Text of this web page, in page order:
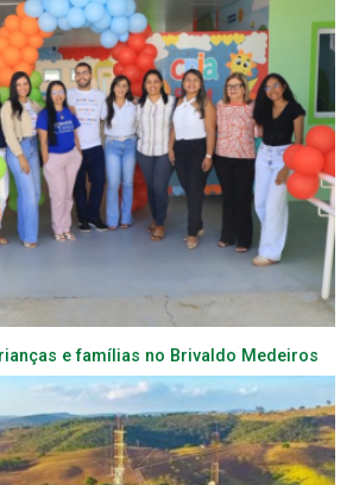
e famílias no Brivaldo Medeiros